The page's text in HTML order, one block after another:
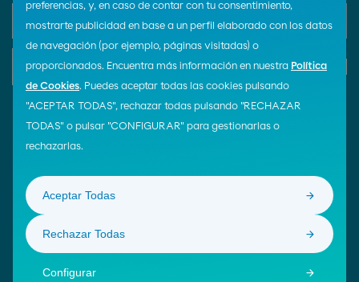
preferencias, y, en caso de contar con tu consentimiento,
mostrarte publicidad en base a un perfil elaborado con los datos
de navegación (por ejemplo, páginas visitadas) o
proporcionados. Encuentra más información en nuestra Política
de Cookies. Puedes aceptar todas las cookies pulsando
"ACEPTAR TODAS", rechazar todas pulsando "RECHAZAR
TODAS" o pulsar "CONFIGURAR" para gestionarlas o
rechazarlas.
Configurar
Rechazar Todas
Aceptar Todas
Teléfono de emergencia
900 33 77 33
Iniciar chat
Atención al cliente
900 100 269
Moeve Global
¡Síguenos!
Aviso Legal